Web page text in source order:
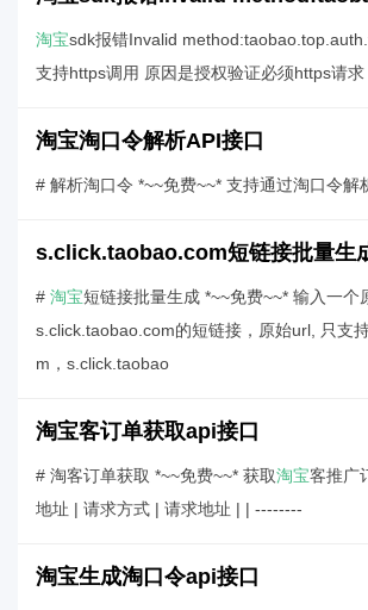
淘宝sdk报错Invalid
支持https调用 原因是授权验证必须https请
淘宝淘口令解析API接口
# 解析淘口令 *~~免费~~* 支持通过淘口令解
s.click.taobao.com短链接批量生
# 淘宝短链接批量生成 *~~免费~~* 输入一个
s.click.taobao.com的短链接，原始url, 只支
m，s.click.taobao
淘宝客订单获取api接口
# 淘客订单获取 *~~免费~~* 获取淘宝客推广
地址 | 请求方式 | 请求地址 | | --------
淘宝生成淘口令api接口